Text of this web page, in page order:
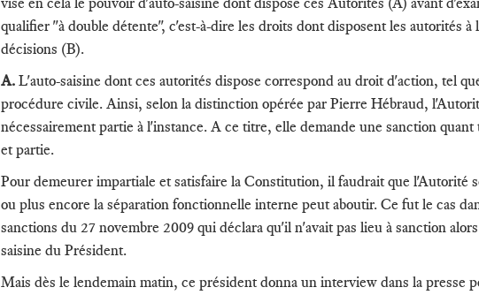
qualifier "à double détente", c'est-à-dire les droits dont disposent les autorités
décisions (B).
A. L'auto-saisine dont ces autorités dispose correspond au droit d'action, tel
procédure civile. Ainsi, selon la distinction opérée par Pierre Hébraud,
nécessairement partie à l'instance. A ce titre, elle demande une sanction
et partie.
Pour demeurer impartiale et satisfaire la Constitution, il faudrait que l'Autorité
ou plus encore la séparation fonctionnelle interne peut aboutir. Ce fut le cas
sanctions du 27 novembre 2009 qui déclara qu'il n'avait pas lieu à sanction
saisine du Président.
Mais dès le lendemain matin, ce président donna un interview dans la presse